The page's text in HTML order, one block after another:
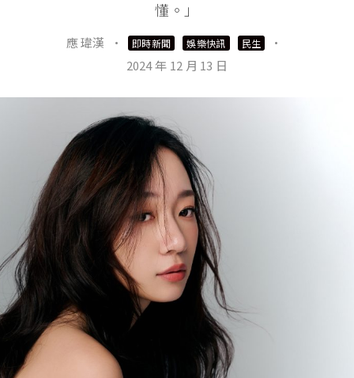
懂。」
應 瑋漢 · 即時新聞 娛樂快訊 民生
·
2024 年 12 月 13 日